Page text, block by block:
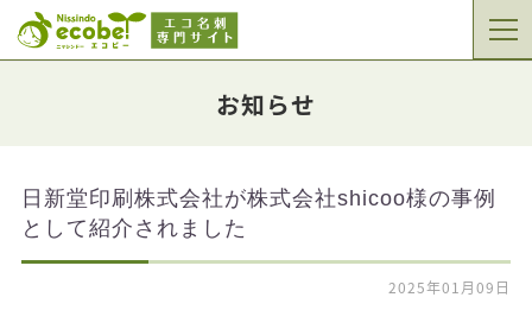
お知らせ
日新堂印刷株式会社が株式会社shicoo様の事例
として紹介されました
2025年01月09日